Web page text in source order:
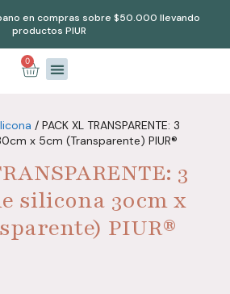
en compras sobre $50.000 llevando
productos PIUR
0
/ PACK XL TRANSPARENTE: 3
x 5cm (Transparente) PIUR®
3
silicona 30cm x
PIUR®